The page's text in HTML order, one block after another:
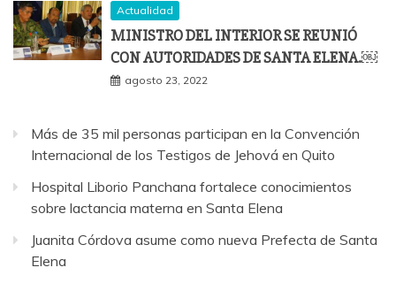
Actualidad
MINISTRO DEL INTERIOR SE REUNIÓ
CON AUTORIDADES DE SANTA ELENA.￼
agosto 23, 2022
Más de 35 mil personas participan en la Convención
Internacional de los Testigos de Jehová en Quito
Hospital Liborio Panchana fortalece conocimientos
sobre lactancia materna en Santa Elena
Juanita Córdova asume como nueva Prefecta de Santa
Elena